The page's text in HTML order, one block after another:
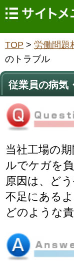
トップページ
労働問題FAQ
判例情報
解決までの流れ
弁護士紹介
お問い合わせ
TOP > 労働問題
のトラブル
従業員の病気
当社工場の
ルでケガを
原因は、ど
不足にある
どのような